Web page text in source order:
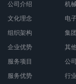
公司介绍
文化理念
组织架构
企业优势
服务项目
服务优势
机
电
集
其
公
行